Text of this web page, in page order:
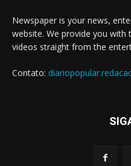
Newspaper is your news,
website. We provide you with
videos straight from the
Contato: